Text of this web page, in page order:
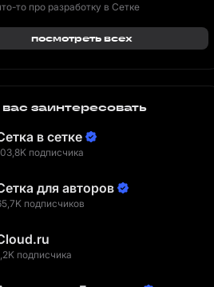
то про разработку в Сетке
посмотреть всех
заинтересовать
в сетке
подписчика
для авторов
подписчиков
подписчика